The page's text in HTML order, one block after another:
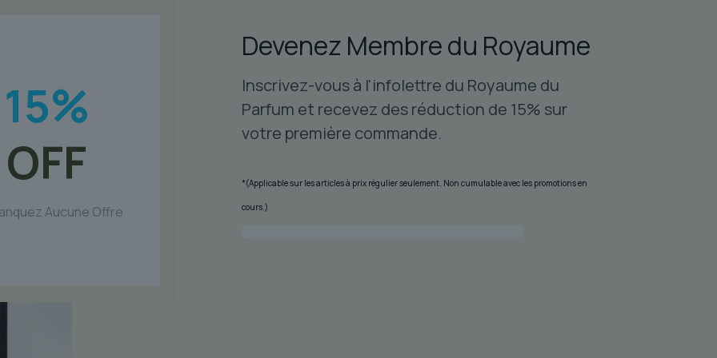
15%
OFF
Aucune Offre
Devenez Membre du Royaume
Inscrivez-vous à l'infolettre du Royaume du
Parfum et recevez des réduction de 15% sur
votre première commande.
*(Applicable sur les articles à prix régulier seulement. Non cumulable avec les promotions en
cours.)